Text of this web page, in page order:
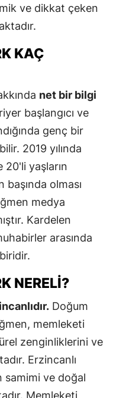
ve dikkat çeken
KAÇ
net bir bilgi
başlangıcı ve
genç bir
2019 yılında
20'li yaşların
başında olması
medya
Kardelen
arasında
NERELI?
Doğum
memleketi
zenginliklerini ve
Erzincanlı
samimi ve doğal
Memleketi